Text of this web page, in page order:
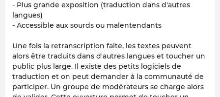
- Plus grande exposition (traduction dans d'autres
langues)
- Accessible aux sourds ou malentendants
Une fois la retranscription faite, les textes peuvent
alors être traduits dans d'autres langues et toucher un
public plus large. Il existe des petits logiciels de
traduction et on peut demander à la communauté de
participer. Un groupe de modérateurs se charge alors